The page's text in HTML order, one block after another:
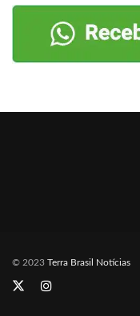
© 2023 Terra Brasil Notícias